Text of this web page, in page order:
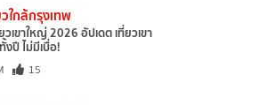
ใกล้กรุงเทพ
เขาใหญ่ 2026 อัปเดต เที่ยวเขา
งปี ไม่มีเบื่อ!
15